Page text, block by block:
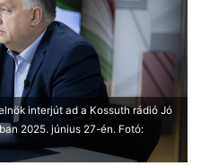
interjút ad a Kossuth rádió Jó
2025. június 27-én. Fotó: